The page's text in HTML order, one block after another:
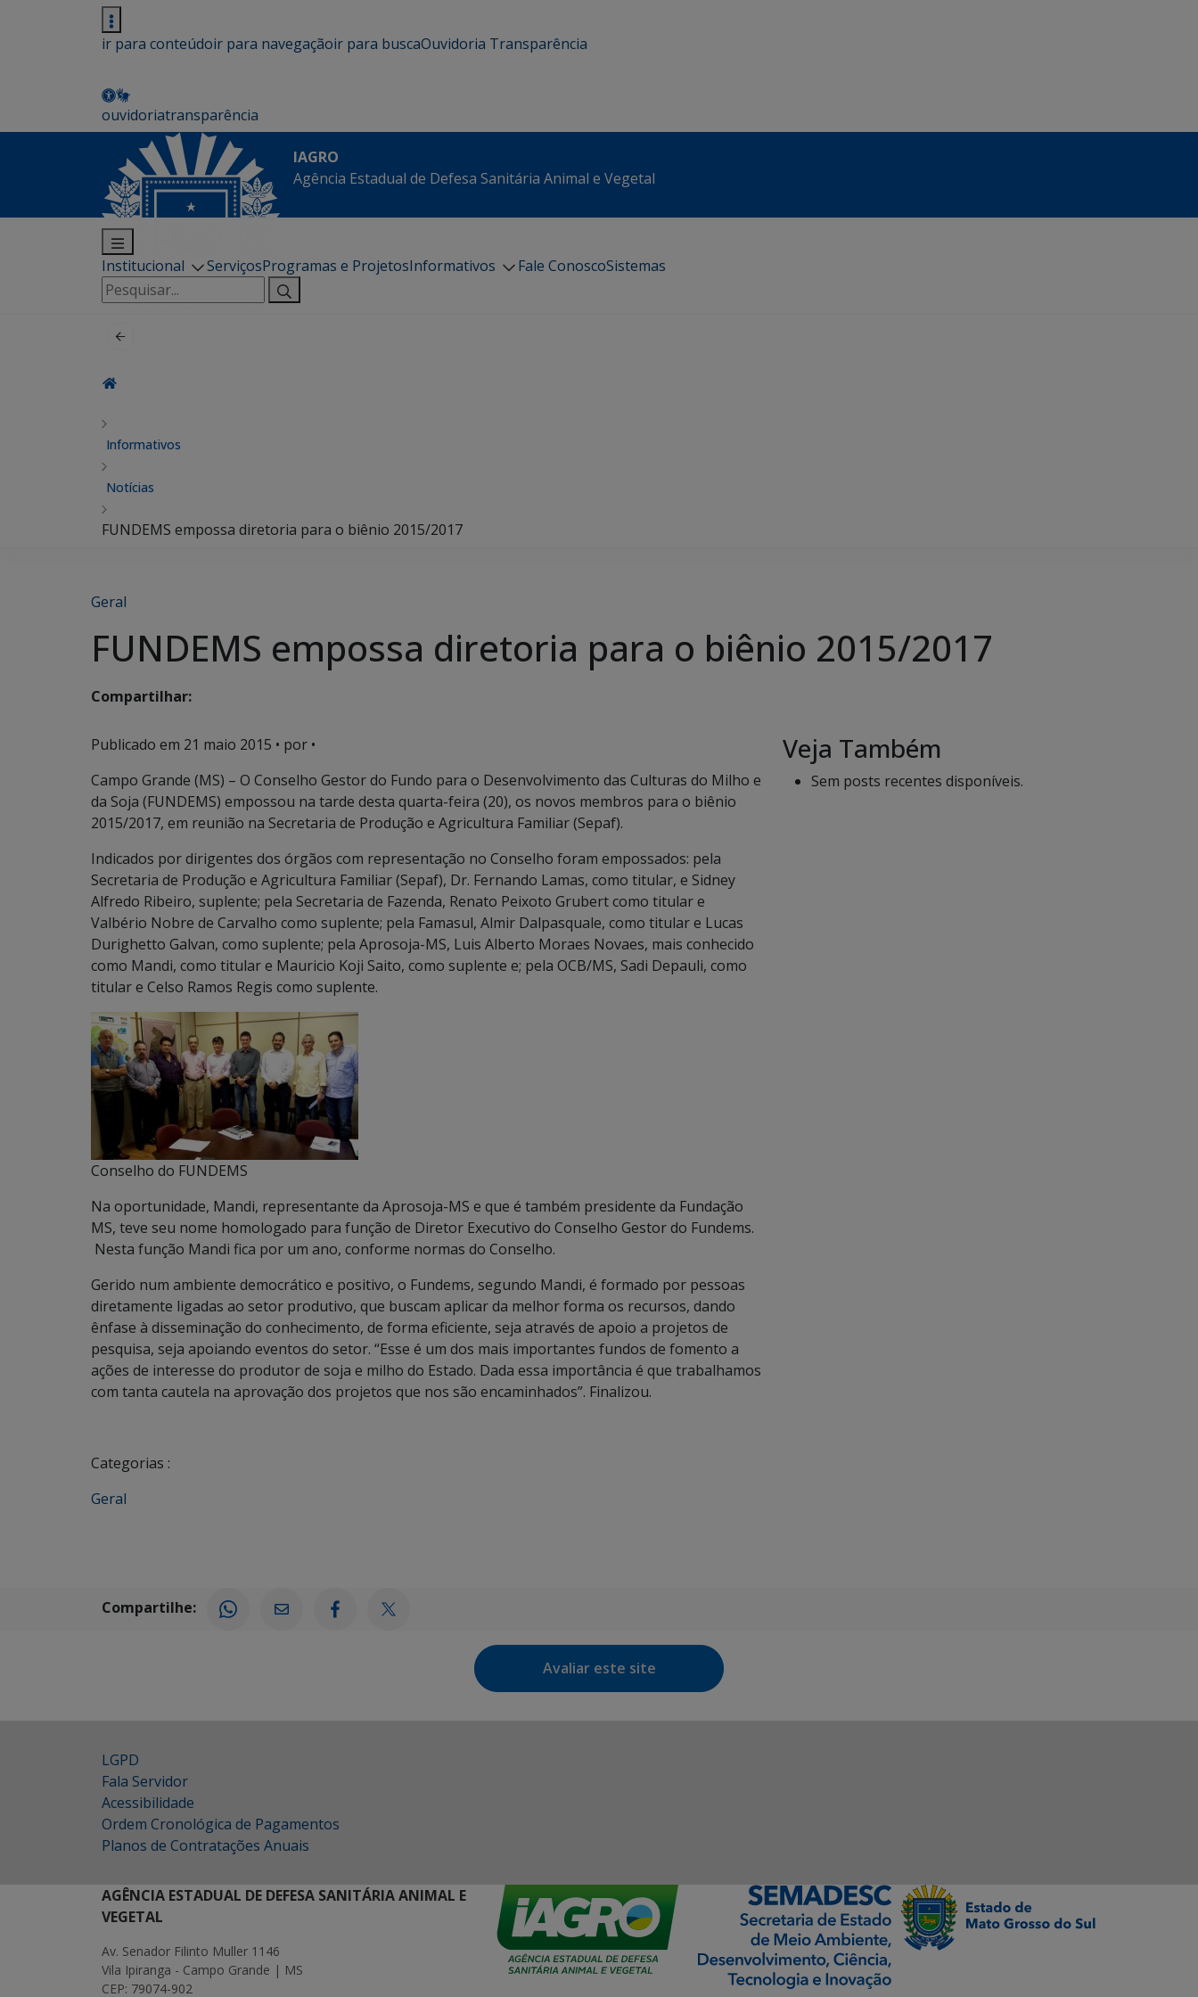
ir para conteúdoir para navegaçãoir para buscaOuvidoria Transparência
ouvidoriatransparência
IAGRO
Agência Estadual de Defesa Sanitária Animal e Vegetal
Institucional ServiçosProgramas e ProjetosInformativos Fale ConoscoSistemas
Pesquisar
por:
Informativos
Notícias
FUNDEMS empossa diretoria para o biênio 2015/2017
Geral
FUNDEMS empossa diretoria para o biênio 2015/2017
Compartilhar:
Publicado em 21 maio 2015 • por •
Campo Grande (MS) – O Conselho Gestor do Fundo para o Desenvolvimento das Culturas do Milho e
da Soja (FUNDEMS) empossou na tarde desta quarta-feira (20), os novos membros para o biênio
2015/2017, em reunião na Secretaria de Produção e Agricultura Familiar (Sepaf).
Indicados por dirigentes dos órgãos com representação no Conselho foram empossados: pela
Secretaria de Produção e Agricultura Familiar (Sepaf), Dr. Fernando Lamas, como titular, e Sidney
Alfredo Ribeiro, suplente; pela Secretaria de Fazenda, Renato Peixoto Grubert como titular e
Valbério Nobre de Carvalho como suplente; pela Famasul, Almir Dalpasquale, como titular e Lucas
Durighetto Galvan, como suplente; pela Aprosoja-MS, Luis Alberto Moraes Novaes, mais conhecido
como Mandi, como titular e Mauricio Koji Saito, como suplente e; pela OCB/MS, Sadi Depauli, como
titular e Celso Ramos Regis como suplente.
Conselho do FUNDEMS
Na oportunidade, Mandi, representante da Aprosoja-MS e que é também presidente da Fundação
MS, teve seu nome homologado para função de Diretor Executivo do Conselho Gestor do Fundems.
Nesta função Mandi fica por um ano, conforme normas do Conselho.
Gerido num ambiente democrático e positivo, o Fundems, segundo Mandi, é formado por pessoas
diretamente ligadas ao setor produtivo, que buscam aplicar da melhor forma os recursos, dando
ênfase à disseminação do conhecimento, de forma eficiente, seja através de apoio a projetos de
pesquisa, seja apoiando eventos do setor. “Esse é um dos mais importantes fundos de fomento a
ações de interesse do produtor de soja e milho do Estado. Dada essa importância é que trabalhamos
com tanta cautela na aprovação dos projetos que nos são encaminhados”. Finalizou.
Categorias :
Geral
Veja Também
Sem posts recentes disponíveis.
Compartilhe:
Avaliar este site
LGPD
Fala Servidor
Acessibilidade
Ordem Cronológica de Pagamentos
Planos de Contratações Anuais
AGÊNCIA ESTADUAL DE DEFESA SANITÁRIA ANIMAL E
VEGETAL
Av. Senador Filinto Muller 1146
Vila Ipiranga - Campo Grande | MS
CEP: 79074-902